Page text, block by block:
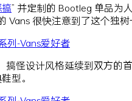
” 并定制的 Bootleg 单品为
Vans 很快注意到了这个独树
搞怪设计风格延续到双方的
型。